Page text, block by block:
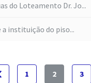
do Loteamento Dr. Jo...
a instituição do piso...
1 2 3